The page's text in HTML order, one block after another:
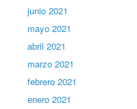
junio 2021
mayo 2021
abril 2021
marzo 2021
febrero 2021
enero 2021